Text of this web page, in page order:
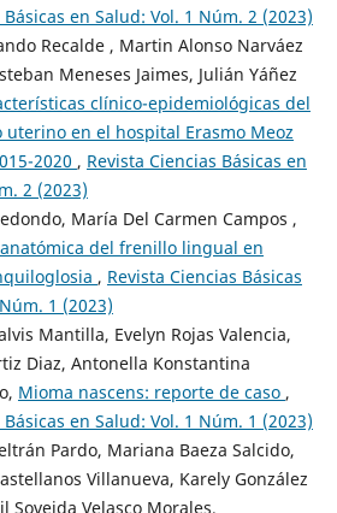
en Salud: Vol. 1 Núm. 2 (2023)
Recalde , Martin Alonso Narváez
Meneses Jaimes, Julián Yáñez
clínico-epidemiológicas del
uterino en el hospital Erasmo Meoz
2020 , Revista Ciencias Básicas en
2 (2023)
María Del Carmen Campos ,
del frenillo lingual en
, Revista Ciencias Básicas
1 (2023)
Mantilla, Evelyn Rojas Valencia,
Diaz, Antonella Konstantina
Mioma nascens: reporte de caso ,
en Salud: Vol. 1 Núm. 1 (2023)
Pardo, Mariana Baeza Salcido,
Villanueva, Karely González
Soveida Velasco Morales,